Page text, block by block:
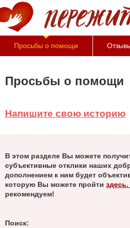
За
50
минут
Вы
можете
своего
его
Просьбы о помощи
Просьбы о помощи
Напишите свою историю
В этом разделе Вы можете
субъективные отклики наших
дополнением к ним будет
которую Вы можете пройти здесь.
рекомендуем!
Поиск: